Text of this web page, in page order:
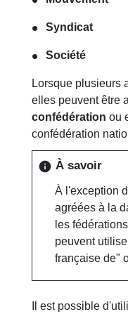
Syndicat
Société
Lorsque plusieurs
elles peuvent être
confédération ou
confédération
info À savoir
À l'exception
agréées à la
les
peuvent
française de"
Il est possible